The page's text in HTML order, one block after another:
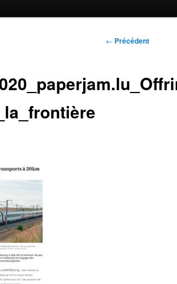
Navigation
← Précédent